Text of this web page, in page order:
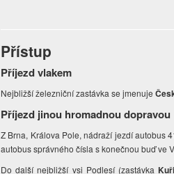
Přístup
Příjezd vlakem
Nejbližší železniční zastávka se jmenuje
Příjezd jinou hromadnou dopravou
Z Brna, Králova Pole, nádraží jezdí autobus
autobus správného čísla s konečnou buď ve
Do další nejbližší vsi Podlesí (zastávka